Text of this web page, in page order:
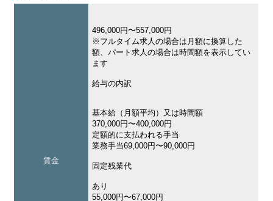
賃金
496,000円〜557,000円
※フルタイム求人の場合は月額に換算した
額、パート求人の場合は時間額を表示してい
ます
給与の内訳
基本給（月額平均）又は時間額
370,000円〜400,000円
定額的に支払われる手当
業務手当69,000円〜90,000円
固定残業代
あり
55,000円〜67,000円